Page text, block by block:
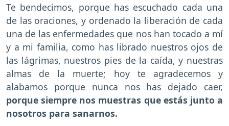
Te bendecimos, porque has escuchado cada una
de las oraciones, y ordenado la liberación de cada
una de las enfermedades que nos han tocado a mí
y a mi familia, como has librado nuestros ojos de
las lágrimas, nuestros pies de la caída, y nuestras
almas de la muerte; hoy te agradecemos y
alabamos porque nunca nos has dejado caer,
porque siempre nos muestras que estás junto a
nosotros para sanarnos.